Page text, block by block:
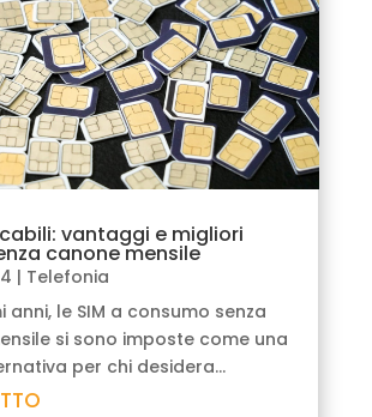
vantaggi e migliori
canone mensile
| Telefonia
anni, le SIM a consumo senza
si sono imposte come una
per chi desidera...